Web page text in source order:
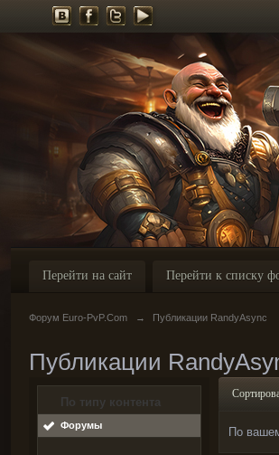
Перейти на сайт Перейти к списку
Форум Euro-PvP.Com → Публикации RandyAsync
Публикации
По типу контента
Форумы По